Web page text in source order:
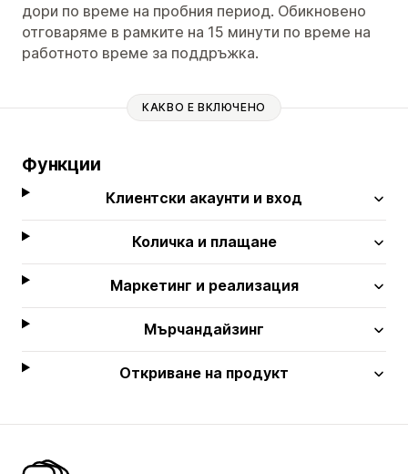
дори по време на пробния период. Обикновено
отговаряме в рамките на 15 минути по време на
работното време за поддръжка.
КАКВО Е ВКЛЮЧЕНО
Функции
Клиентски акаунти и вход
Количка и плащане
Маркетинг и реализация
Мърчандайзинг
Откриване на продукт